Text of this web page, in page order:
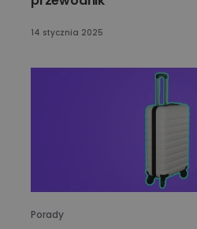
14 stycznia 2025
Porady